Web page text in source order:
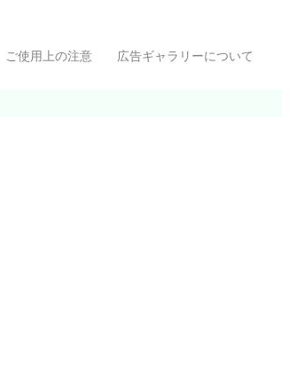
ご使用上の注意 広告ギャラリーについて